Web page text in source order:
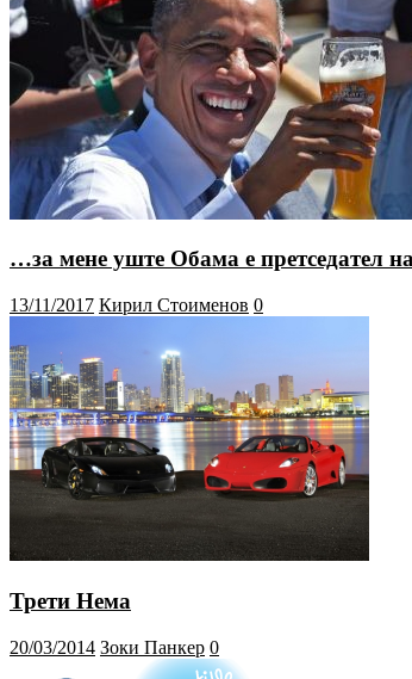
…за мене уште Обама е претседател
13/11/2017 Кирил Стоименов 0
Трети Нема
20/03/2014 Зоки Панкер 0